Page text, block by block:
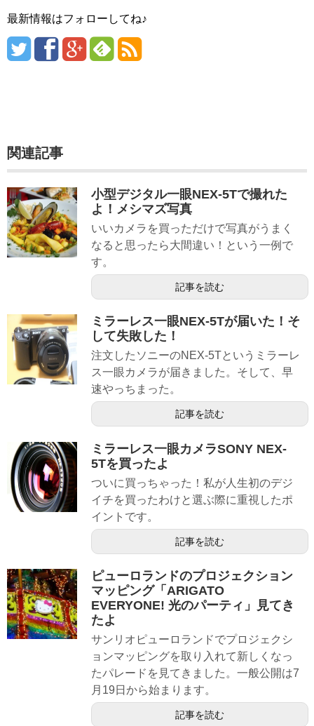
最新情報はフォローしてね♪
関連記事
小型デジタル一眼NEX-5Tで撮れた
よ！メシマズ写真
いいカメラを買っただけで写真がうまく
なると思ったら大間違い！という一例で
す。
記事を読む
ミラーレス一眼NEX-5Tが届いた！そ
して失敗した！
注文したソニーのNEX-5Tというミラーレ
ス一眼カメラが届きました。そして、早
速やっちまった。
記事を読む
ミラーレス一眼カメラSONY NEX-
5Tを買ったよ
ついに買っちゃった！私が人生初のデジ
イチを買ったわけと選ぶ際に重視したポ
イントです。
記事を読む
ピューロランドのプロジェクション
マッピング「ARIGATO
EVERYONE! 光のパーティ」見てき
たよ
サンリオピューロランドでプロジェクシ
ョンマッピングを取り入れて新しくなっ
たパレードを見てきました。一般公開は7
月19日から始まります。
記事を読む